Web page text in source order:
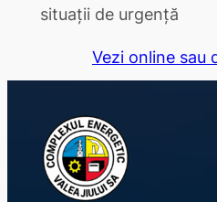
situații de urgență
Vezi online sau